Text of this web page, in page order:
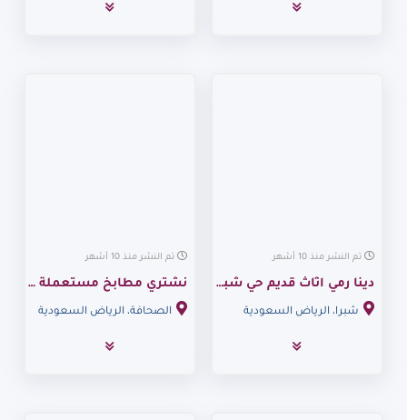
تم النشر منذ 10 أشهر
دينا رمي اثاث قديم حي شبرا 0530099403 ابو ضحي
شبرا، الرياض السعودية
تم النشر منذ 10 أشهر
نشتري مطابخ مستعملة شمال الرياض 0530099403
الصحافة، الرياض السعودية